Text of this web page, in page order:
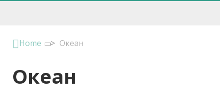
Home > Океан
Океан